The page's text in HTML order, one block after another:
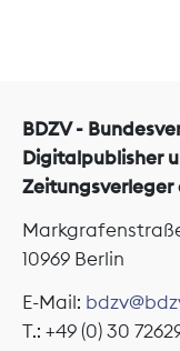
BDZV -
Digitalpublisher
Zeitungsverleger
10969 Berlin
E-Mail:
T.: +49 (0) 30